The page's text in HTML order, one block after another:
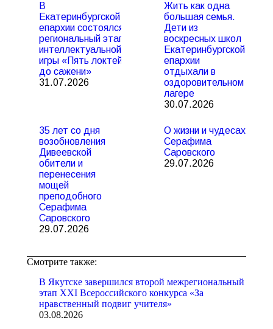
В
Екатеринбургской
епархии состоялся
региональный этап
интеллектуальной
игры «Пять локтей
до сажени»
31.07.2026
Жить как одна
большая семья.
Дети из
воскресных школ
Екатеринбургской
епархии
отдыхали в
оздоровительном
лагере
30.07.2026
35 лет со дня
возобновления
Дивеевской
обители и
перенесения
мощей
преподобного
Серафима
Саровского
29.07.2026
О жизни и чудесах
Серафима
Саровского
29.07.2026
Смотрите также:
В Якутске завершился второй межрегиональный
этап XXI Всероссийского конкурса «За
нравственный подвиг учителя»
03.08.2026